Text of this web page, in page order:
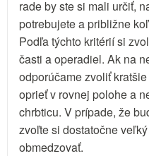
rade by ste si mali určiť,
potrebujete a približne
Podľa týchto kritérií si
časti a operadiel. Ak na
odporúčame zvoliť
oprieť v rovnej polohe a
chrbticu. V prípade, že
zvoľte si dostatočne
obmedzovať.